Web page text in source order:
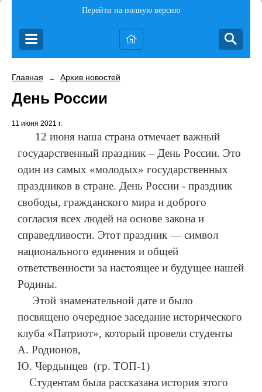
Перейти на полную версию
Главная → Архив новостей
День России
11 июня 2021 г.
12 июня наша страна отмечает важный
государственный праздник – День России. Это
один из самых «молодых» государственных
праздников в стране. День России - праздник
свободы, гражданского мира и доброго
согласия всех людей на основе закона и
справедливости. Этот праздник — символ
национального единения и общей
ответственности за настоящее и будущее нашей
Родины.
Этой знаменательной дате и было
посвящено очередное заседание исторического
клуба «Патриот», который провели студенты
А. Родионов,
Ю. Чердынцев (гр. ТОП-1)
Студентам была рассказана история этого